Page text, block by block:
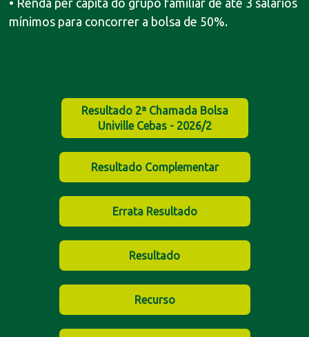
• Renda per capita do grupo familiar de até 3 salários
mínimos para concorrer a bolsa de 50%.
Resultado 2ª Chamada Bolsa
Univille Cebas - 2026/2
Resultado Complementar
Errata Resultado
Resultado
Recurso